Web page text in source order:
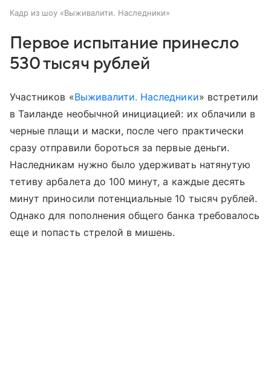
Кадр из шоу «Выживалити. Наследники»
Первое испытание принесло
530 тысяч рублей
Участников «Выживалити. Наследники» встретили
в Таиланде необычной инициацией: их облачили в
черные плащи и маски, после чего практически
сразу отправили бороться за первые деньги.
Наследникам нужно было удерживать натянутую
тетиву арбалета до 100 минут, а каждые десять
минут приносили потенциальные 10 тысяч рублей.
Однако для пополнения общего банка требовалось
еще и попасть стрелой в мишень.